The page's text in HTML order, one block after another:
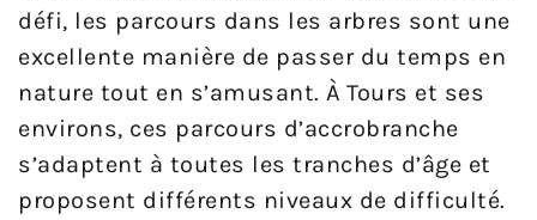
défi, les parcours dans les arbres sont une
excellente manière de passer du temps en
nature tout en s’amusant. À Tours et ses
environs, ces parcours d’accrobranche
s’adaptent à toutes les tranches d’âge et
proposent différents niveaux de difficulté.